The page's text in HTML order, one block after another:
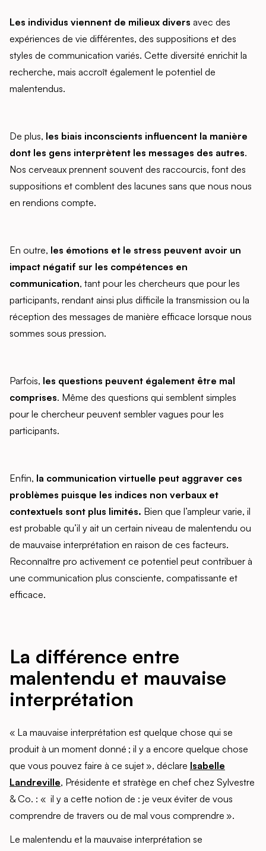
Les individus viennent de milieux divers avec des
expériences de vie différentes, des suppositions et des
styles de communication variés. Cette diversité enrichit la
recherche, mais accroît également le potentiel de
malentendus.
De plus, les biais inconscients influencent la manière
dont les gens interprètent les messages des autres.
Nos cerveaux prennent souvent des raccourcis, font des
suppositions et comblent des lacunes sans que nous nous
en rendions compte.
En outre, les émotions et le stress peuvent avoir un
impact négatif sur les compétences en
communication, tant pour les chercheurs que pour les
participants, rendant ainsi plus difficile la transmission ou la
réception des messages de manière efficace lorsque nous
sommes sous pression.
Parfois, les questions peuvent également être mal
comprises. Même des questions qui semblent simples
pour le chercheur peuvent sembler vagues pour les
participants.
Enfin, la communication virtuelle peut aggraver ces
problèmes puisque les indices non verbaux et
contextuels sont plus limités. Bien que l’ampleur varie, il
est probable qu’il y ait un certain niveau de malentendu ou
de mauvaise interprétation en raison de ces facteurs.
Reconnaître pro activement ce potentiel peut contribuer à
une communication plus consciente, compatissante et
efficace.
La différence entre
malentendu et mauvaise
interprétation
« La mauvaise interprétation est quelque chose qui se
produit à un moment donné ; il y a encore quelque chose
que vous pouvez faire à ce sujet », déclare Isabelle
Landreville, Présidente et stratège en chef chez Sylvestre
& Co. : « il y a cette notion de : je veux éviter de vous
comprendre de travers ou de mal vous comprendre ».
Le malentendu et la mauvaise interprétation se